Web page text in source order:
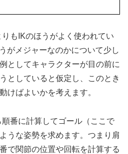
もIKのほうがよく使われてい
がメジャーなのかについて少し
としてキャラクターが目の前に
としていると仮定し、このとき
けばよいかを考えます。
番に計算してゴール（ここで
うな姿勢を求めます。つまり肩
関節の位置や回転を計算する